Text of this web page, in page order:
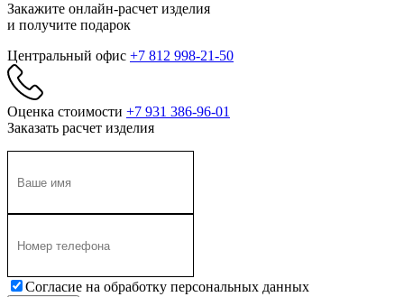
Закажите онлайн-расчет изделия
и получите подарок
Центральный офис +7 812 998-21-50
Оценка стоимости +7 931 386-96-01
Заказать расчет изделия
Согласие на обработку персональных данных